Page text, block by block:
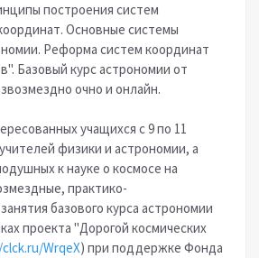
построения систем
Основные системы
Реформа систем координат
Базовый курс астрономии от
очно и онлайн.
учащихся с 9 по 11
физики и астрономии, а
к науке о космосе на
практико-
базового курса астрономии
проекта "Дорогой космических
WrqeX) при поддержке Фонда